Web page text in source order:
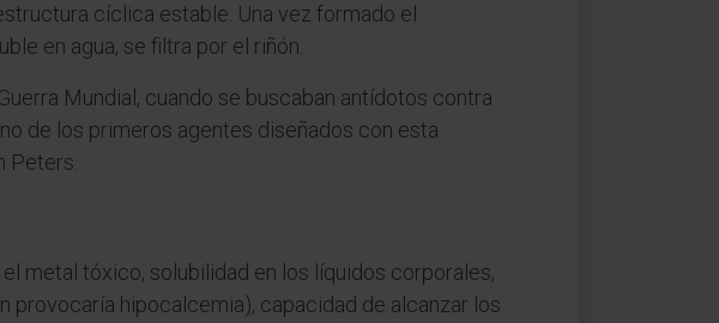
cíclica estable. Una vez formado el
en agua, se filtra por el riñón.
Mundial, cuando se buscaban antídotos contra
de los primeros agentes diseñados con esta
Peters.
metal tóxico, solubilidad en los líquidos corporales,
provocaría hipocalcemia), capacidad de alcanzar los